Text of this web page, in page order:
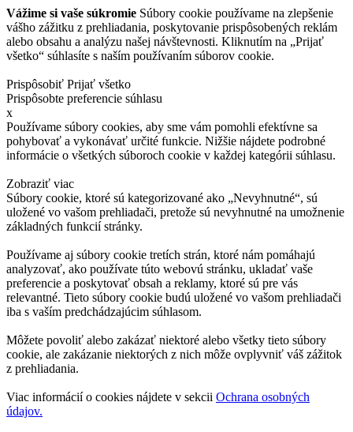
Vážime si vaše súkromie Súbory cookie používame na zlepšenie
vášho zážitku z prehliadania, poskytovanie prispôsobených reklám
alebo obsahu a analýzu našej návštevnosti. Kliknutím na „Prijať
všetko“ súhlasíte s naším používaním súborov cookie.
Prispôsobiť Prijať všetko
Prispôsobte preferencie súhlasu
x
Používame súbory cookies, aby sme vám pomohli efektívne sa
pohybovať a vykonávať určité funkcie. Nižšie nájdete podrobné
informácie o všetkých súboroch cookie v každej kategórii súhlasu.
Zobraziť viac
Súbory cookie, ktoré sú kategorizované ako „Nevyhnutné“, sú
uložené vo vašom prehliadači, pretože sú nevyhnutné na umožnenie
základných funkcií stránky.
Používame aj súbory cookie tretích strán, ktoré nám pomáhajú
analyzovať, ako používate túto webovú stránku, ukladať vaše
preferencie a poskytovať obsah a reklamy, ktoré sú pre vás
relevantné. Tieto súbory cookie budú uložené vo vašom prehliadači
iba s vaším predchádzajúcim súhlasom.
Môžete povoliť alebo zakázať niektoré alebo všetky tieto súbory
cookie, ale zakázanie niektorých z nich môže ovplyvniť váš zážitok
z prehliadania.
Viac informácií o cookies nájdete v sekcii Ochrana osobných
údajov.